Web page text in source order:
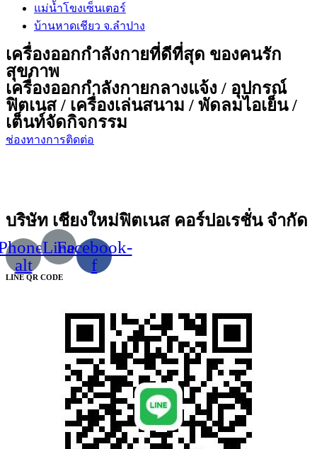
แม่น้ำโขงเซ็นเตอร์
บ้านหาดเชียว จ.ลำปาง
เครื่องออกกำลังกายที่ดีที่สุด ของคนรัก
สุขภาพ
เครื่องออกกำลังกายกลางแจ้ง / อุปกรณ์
ฟิตเนส / เครื่องเล่นสนาม / พัดลมไอเย็น /
เต็นท์จัดกิจกรรม
ช่องทางการติดต่อ
บริษัท เชียงใหม่ฟิตเนส คอร์ปอเรชั่น จำกัด
alt
Line
Facebook-
f
LINE QR CODE